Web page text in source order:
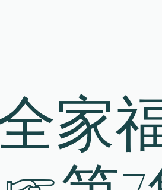
全家